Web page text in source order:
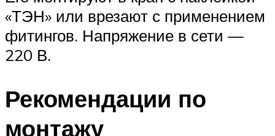
«ТЭН» или врезают с применением
фитингов. Напряжение в сети —
220 В.
Рекомендации по
монтажу